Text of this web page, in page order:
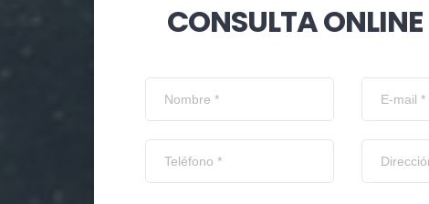
CONSULTA ONLINE